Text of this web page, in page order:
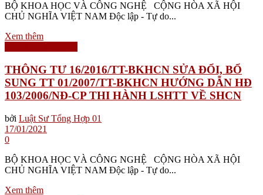
BỘ KHOA HỌC VÀ CÔNG NGHỆ CỘNG HÒA XÃ HỘI
CHỦ NGHĨA VIỆT NAM Độc lập - Tự do...
Xem thêm
THÔNG TƯ 16/2016/TT-BKHCN SỬA ĐỔI, BỔ
SUNG TT 01/2007/TT-BKHCN HƯỚNG DẪN HĐ
103/2006/NĐ-CP THI HÀNH LSHTT VỀ SHCN
bởi Luật Sư Tổng Hợp 01
17/01/2021
0
BỘ KHOA HỌC VÀ CÔNG NGHỆ CỘNG HÒA XÃ HỘI
CHỦ NGHĨA VIỆT NAM Độc lập - Tự do...
Xem thêm